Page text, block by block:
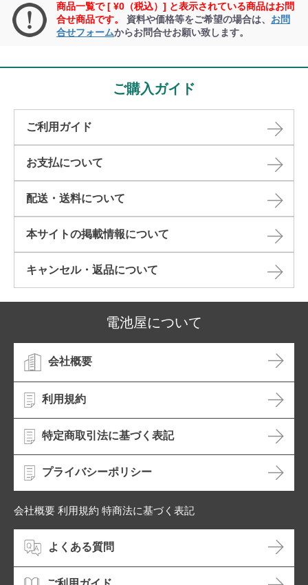
商品一覧で [ ¥0（税込）] と表示されている商品はお問
合せ商品です。
資料や価格等をご希望の場合は、 お問
合せフォームからお問合せお願い致します。
ご購入ガイド
ご利用ガイド
お支払について
配送・送料について
本サイトの掲載情報について​
キャンセル・返品について​
電池屋について
会社概要
利用規約
特定商取引法に基づく表記
プライバシーポリシー
会社概要 利用規約 特商法に基づく表記
よくある質問